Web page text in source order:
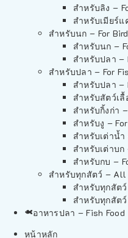
สำหรับลิง –
สำหรับเมียร์แ
สำหรับนก – For
สำหรับนก –
สำหรับปลา –
สำหรับปลา – For
สำหรับปลา –
สำหรับสัตว์เ
สำหรับกิ้งก่า
สำหรับงู –
สำหรับเต่าน้
สำหรับเต่าบก
สำหรับกบ –
สำหรับทุกสัตว์ – All
สำหรับทุกสัต
สำหรับทุกสัต
อาหารปลา – Fish Food
หน้าหลัก